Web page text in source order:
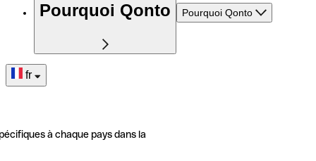
Pourquoi Qonto Pourquoi Qonto
fr
à chaque pays dans la